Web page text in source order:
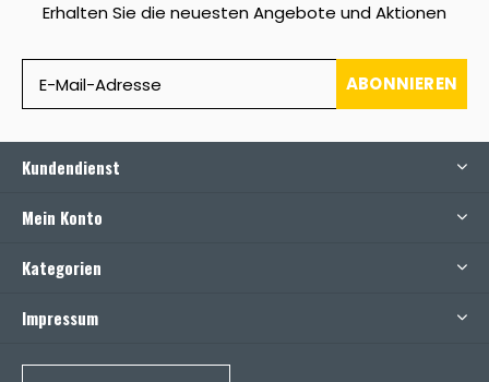
Erhalten Sie die neuesten Angebote und Aktionen
ABONNIEREN
Kundendienst
Mein Konto
Kategorien
Impressum